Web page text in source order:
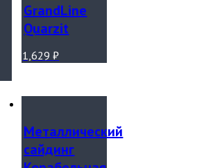
GrandLine
Quarzit
1,629₽
Металлический
сайдинг